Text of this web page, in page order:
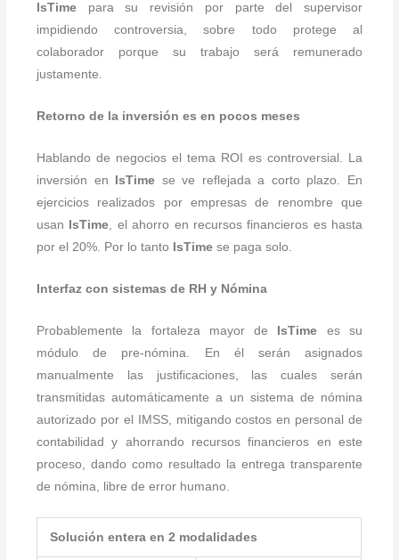
IsTime para su revisión por parte del supervisor
impidiendo controversia, sobre todo protege al
colaborador porque su trabajo será remunerado
justamente.
Retorno de la inversión es en pocos meses
Hablando de negocios el tema ROI es controversial. La
inversión en
IsTime se ve reflejada a corto plazo. En
ejercicios realizados por empresas de renombre que
usan
IsTime , el ahorro en recursos financieros es hasta
por el 20%. Por lo tanto IsTime se paga solo.
Interfaz con sistemas de RH y Nómina
Probablemente la fortaleza mayor de IsTime es su
módulo de pre-nómina. En él serán asignados
manualmente las justificaciones, las cuales serán
transmitidas automáticamente a un sistema de nómina
autorizado por el IMSS, mitigando costos en personal de
contabilidad y ahorrando recursos financieros en este
proceso, dando como resultado la entrega transparente
de nómina, libre de error humano.
Solución entera en 2 modalidades